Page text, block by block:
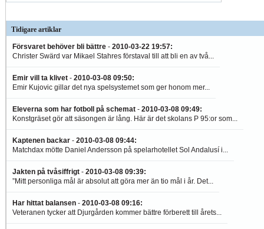
Tidigare artiklar
Försvaret behöver bli bättre - 2010-03-22 19:57:
Christer Swärd var Mikael Stahres förstaval till att bli en av två...
Emir vill ta klivet - 2010-03-08 09:50:
Emir Kujovic gillar det nya spelsystemet som ger honom mer...
Eleverna som har fotboll på schemat - 2010-03-08 09:49:
Konstgräset gör att säsongen är lång. Här är det skolans P 95:or som...
Kaptenen backar - 2010-03-08 09:44:
Matchdax mötte Daniel Andersson på spelarhotellet Sol Andalusí i...
Jakten på tvåsiffrigt - 2010-03-08 09:39:
”Mitt personliga mål är absolut att göra mer än tio mål i år. Det...
Har hittat balansen - 2010-03-08 09:16:
Veteranen tycker att Djurgården kommer bättre förberett till årets...